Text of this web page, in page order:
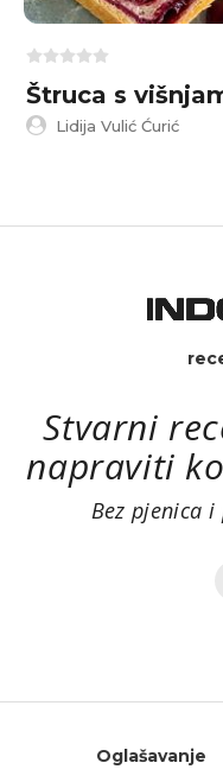
Štruca s
Lidija Vulić Ćurić
Stvarni
napraviti
Bez pjenica i
Oglašavanje